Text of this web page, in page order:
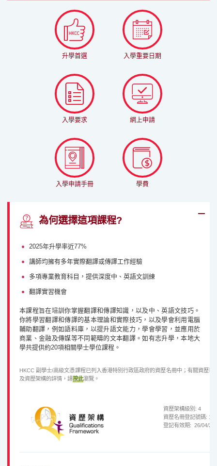
升學首選 入學重要日期
入學要求 網上申請
入學申請手冊 學費
為何選擇這項課程?
2025年升學率近77%
講師均擁有多年實際翻譯或傳譯工作經驗
多項專業教育科目，提供深度中、英語文訓練
翻譯實習機會
本課程旨在培訓你掌握翻譯和傳譯知識，以及中、英語文技巧。
你將學習翻譯和傳譯的基本理論和實際技巧，以及學會利用電腦
輔助翻譯，例如語料庫，以提升語文能力，學會學習，並應用於
商業、金融及傳媒等不同範疇的文本翻譯。如有志升學，本地大
學共提供約20項相關學士學位課程。
HKCC 副學士/高級文憑課程已列入香港特別行政區政府的資歷名冊中；有關資歷
及資歷架構的詳情，請按此瀏覽。
資歷架構級別: 4
資歷名冊登記號碼:
登記有效期: 26/04/